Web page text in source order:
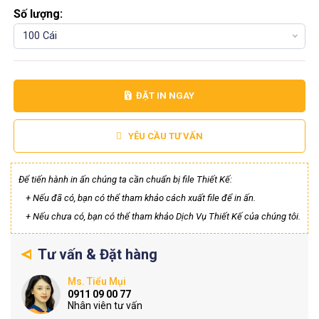
Số lượng:
100 Cái
ĐẶT IN NGAY
YÊU CẦU TƯ VẤN
Để tiến hành in ấn chúng ta cần chuẩn bị file Thiết Kế:
+ Nếu đã có, bạn có thể tham khảo cách xuất file để in ấn.
+ Nếu chưa có, bạn có thể tham khảo Dịch Vụ Thiết Kế của chúng tôi.
Tư vấn & Đặt hàng
Ms. Tiểu Mụi
0911 09 00 77
Nhân viên tư vấn